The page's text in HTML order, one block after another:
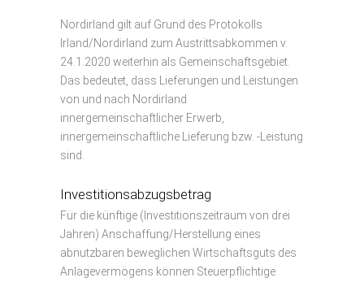
Nordirland gilt auf Grund des Protokolls
Irland/Nordirland zum Austrittsabkommen v.
24.1.2020 weiterhin als Gemeinschaftsgebiet.
Das bedeutet, dass Lieferungen und Leistungen
von und nach Nordirland
innergemeinschaftlicher Erwerb,
innergemeinschaftliche Lieferung bzw. -Leistung
sind.
Investitionsabzugsbetrag
Für die künftige (Investitionszeitraum von drei
Jahren) Anschaffung/Herstellung eines
abnutzbaren beweglichen Wirtschaftsguts des
Anlagevermögens können Steuerpflichtige